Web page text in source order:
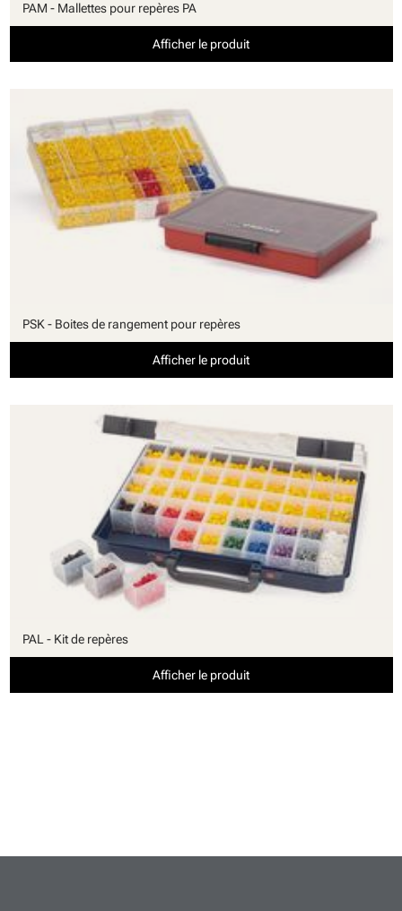
PAM - Mallettes pour repères PA
Afficher le produit
PSK - Boites de rangement pour repères
Afficher le produit
PAL - Kit de repères
Afficher le produit